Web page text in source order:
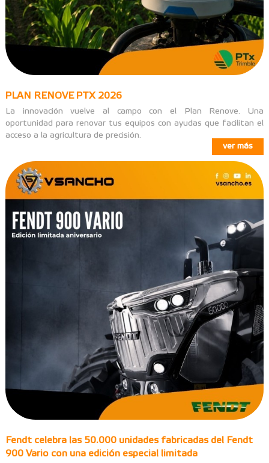
PLAN RENOVE PTX 2026
La innovación vuelve al campo con el Plan Renove. Una
oportunidad para renovar tus equipos con ayudas que facilitan el
acceso a la agricultura de precisión.
ver más
Fendt celebra las 50.000 unidades fabricadas del Fendt
900 Vario con una edición especial limitada